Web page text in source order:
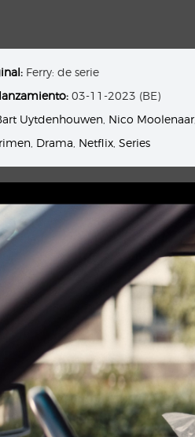
Ferry: de serie
03-11-2023 (BE)
Uytdenhouwen Nico Moolenaar
Drama Netflix ,Series